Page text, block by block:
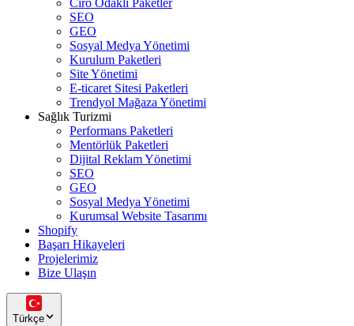
Ciro Odaklı Paketler
SEO
GEO
Sosyal Medya Yönetimi
Kurulum Paketleri
Site Yönetimi
E-ticaret Sitesi Paketleri
Trendyol Mağaza Yönetimi
Sağlık Turizmi
Performans Paketleri
Mentörlük Paketleri
Dijital Reklam Yönetimi
SEO
GEO
Sosyal Medya Yönetimi
Kurumsal Website Tasarımı
Shopify
Başarı Hikayeleri
Projelerimiz
Bize Ulaşın
Türkçe